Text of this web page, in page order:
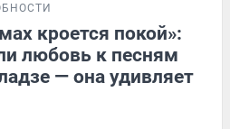
кроется покой»:
любовь к песням
— она удивляет